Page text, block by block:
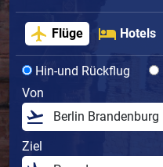
Flüge Hotels
Hin-und Rückflug
Von
Ziel